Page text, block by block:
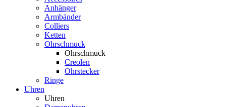
Anhänger
Armbänder
Colliers
Ketten
Ohrschmuck
Ohrschmuck
Creolen
Ohrstecker
Ringe
Uhren
Uhren